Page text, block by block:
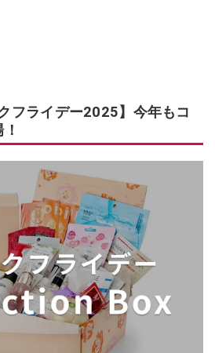
フライデー2025】今年もコ